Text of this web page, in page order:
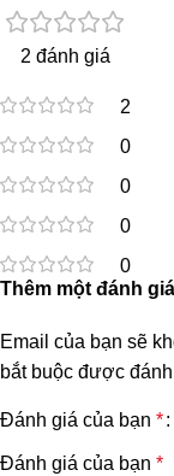
2 đánh giá
2
0
0
0
0
Thêm một đánh giá
Email của bạn sẽ
bắt buộc được
Đánh giá của bạn *
Đánh giá của bạn *